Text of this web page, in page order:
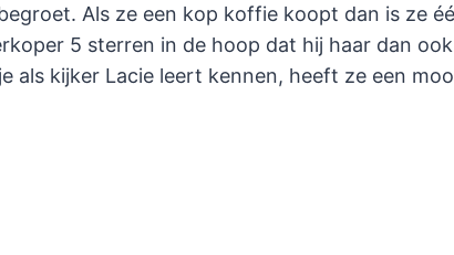
Als ze een kop koffie koopt dan is ze
5 sterren in de hoop dat hij haar dan
als kijker Lacie leert kennen, heeft ze een